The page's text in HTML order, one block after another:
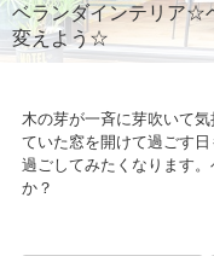
ベランダインテリア☆
変えよう☆
木の芽が一斉に芽吹いて
ていた窓を開けて過ごす
過ごしてみたくなります
か？